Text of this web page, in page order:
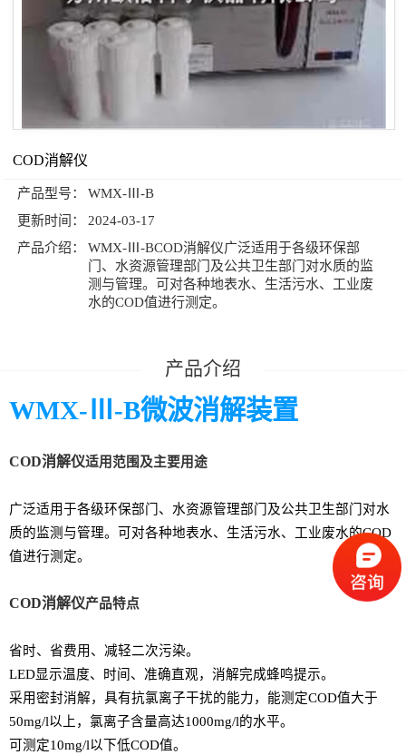
COD消解仪
产品型号：
WMX-Ⅲ-B
更新时间：
2024-03-17
产品介绍：
WMX-Ⅲ-BCOD消解仪广泛适用于各级环保部
门、水资源管理部门及公共卫生部门对水质的监
测与管理。可对各种地表水、生活污水、工业废
水的COD值进行测定。
WMX- Ⅲ-B微波消解装置
COD消解仪适用范围及主要用途
广泛适用于各级环保部门、水资源管理部门及公共卫生部门对水
质的监测与管理。可对各种地表水、生活污水、工业废水的COD
值进行测定。
COD消解仪产品特点
省时、省费用、减轻二次污染。
LED显示温度、时间、准确直观，消解完成蜂鸣提示。
采用密封消解，具有抗氯离子干扰的能力，能测定COD值大于
50mg/l以上，氯离子含量高达1000mg/l的水平。
可测定10mg/l以下低COD值。